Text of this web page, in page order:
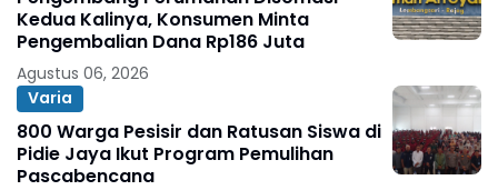
Kedua Kalinya, Konsumen Minta
Pengembalian Dana Rp186 Juta
Agustus 06, 2026
Varia
800 Warga Pesisir dan Ratusan Siswa di
Pidie Jaya Ikut Program Pemulihan
Pascabencana